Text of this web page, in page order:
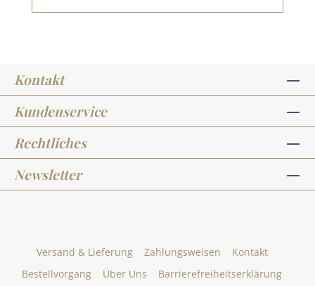
Kontakt
Kundenservice
Rechtliches
Newsletter
Versand & Lieferung Zahlungsweisen
Kontakt
Bestellvorgang
Über Uns Barrierefreiheitserklärung